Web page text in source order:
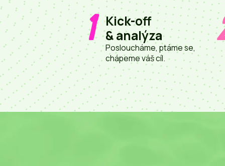
1 Kick-off
& analýza
Posloucháme, ptáme se,
chápeme váš cíl.